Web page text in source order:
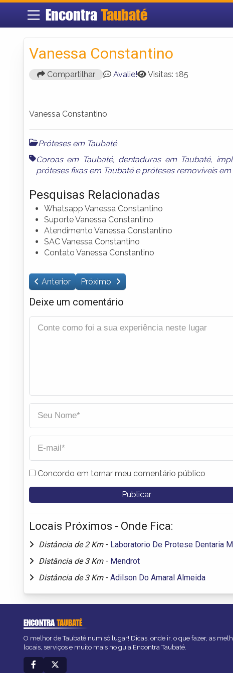
Encontra Taubaté
Vanessa Constantino
Compartilhar Avalie! Visitas: 185
Vanessa Constantino
Próteses em Taubaté
Coroas em Taubaté, dentaduras em Taubaté,
próteses fixas em Taubatée próteses removíveis em
Pesquisas Relacionadas
Whatsapp Vanessa Constantino
Suporte Vanessa Constantino
Atendimento Vanessa Constantino
SAC Vanessa Constantino
Contato Vanessa Constantino
Anterior Próximo
Deixe um comentário
Concordo em tornar meu comentário público
Locais Próximos - Onde Fica:
Distância de 2 Km - Laboratorio De Protese Dentaria
Distância de 3 Km - Mendrot
Distância de 3 Km - Adilson Do Amaral Almeida
ENCONTRATAUBATÉ
O melhor de Taubaté num só lugar! Dicas, onde ir, o que fazer, as
locais, serviços e muito mais no guia Encontra Taubaté.